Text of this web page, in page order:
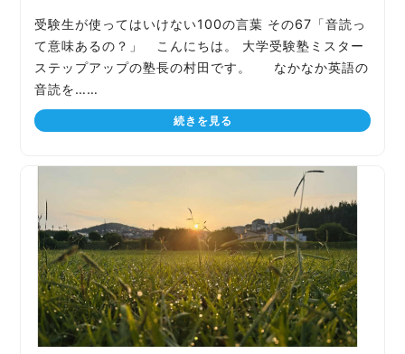
受験生が使ってはいけない100の言葉 その67「音読っ
て意味あるの？」 こんにちは。 大学受験塾ミスター
ステップアップの塾長の村田です。 なかなか英語の
音読を……
続きを見る